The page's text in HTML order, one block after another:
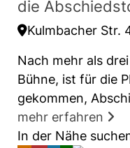
starke Stimmen,
unvergleichliche
Jahrzehnten prägt.
Alle
Ticketkauf unter
die
Kulmbacher Str.
Nach mehr als
Bühne, ist für die
gekommen,
mehr erfahren
In der Nähe